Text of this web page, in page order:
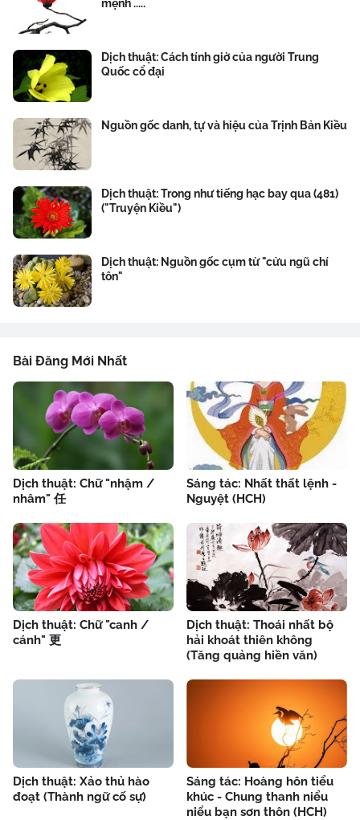
mệnh .....
Dịch thuật: Cách tính giờ của người Trung
Quốc cổ đại
Nguồn gốc danh, tự và hiệu của Trịnh Bản Kiều
Dịch thuật: Trong như tiếng hạc bay qua (481)
("Truyện Kiều")
Dịch thuật: Nguồn gốc cụm từ "cửu ngũ chí
tôn"
Bài Đăng Mới Nhất
Dịch thuật: Chữ "nhậm /
nhâm" 任
Sáng tác: Nhất thất lệnh -
Nguyệt (HCH)
Dịch thuật: Chữ "canh /
cánh" 更
Dịch thuật: Thoái nhất bộ
hải khoát thiên không
(Tăng quảng hiền văn)
Dịch thuật: Xảo thủ hào
đoạt (Thành ngữ cố sự)
Sáng tác: Hoàng hôn tiểu
khúc - Chung thanh niểu
niểu bạn sơn thôn (HCH)